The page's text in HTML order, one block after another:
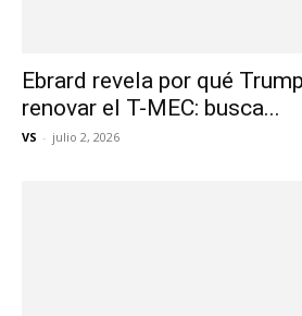
Ebrard revela por qué
renovar el T-MEC: busca...
VS - julio 2, 2026